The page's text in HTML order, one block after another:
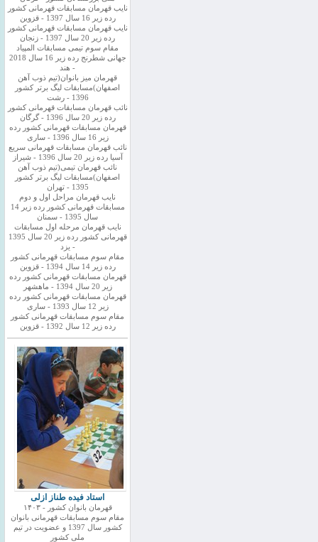
نایب قهرمان مسابقات قهرمانی کشور
رده زیر 16 سال 1397 - قزوین
نایب قهرمان مسابقات قهرمانی کشور
رده زیر 20 سال 1397 - زنجان
مقام سوم تیمی مسابقات المپیاد
جهانی شطرنج رده زیر 16 سال 2018
- هند
قهرمان میز بانوان(تیم ذوب آهن
اصفهان)مسابقات لیگ برتر کشور
1396 - رشت
نائب قهرمان مسابقات قهرمانی کشور
رده زیر 20 سال 1396 - گرگان
قهرمان مسابقات قهرمانی کشور رده
زیر 16 سال 1396 - ساری
نائب قهرمان مسابقات قهرمانی سریع
آسیا رده زیر 20 سال 1396 - شیراز
نائب قهرمان تیمی(تیم ذوب آهن
اصفهان)مسابقات لیگ برتر کشور
1395 - تهران
نایب قهرمان مراحل اول و دوم
مسابقات قهرمانی کشور رده زیر 14
سال 1395 - سمنان
نایب قهرمان مرحله اول مسابقات
قهرمانی کشور رده زیر 20 سال 1395
- یزد
مقام سوم مسابقات قهرمانی کشور
رده زیر 14 سال 1394 - قزوین
قهرمان مسابقات قهرمانی کشور رده
زیر 20 سال 1394 - ماهشهر
قهرمان مسابقات قهرمانی کشور رده
زیر 12 سال 1393 - ساری
مقام سوم مسابقات قهرمانی کشور
رده زیر 12 سال 1392 - قزوین
استاد فیده طناز ازلی
قهرمان بانوان کشور - ۱۴۰۳
مقام سوم مسابقات قهرمانی بانوان
کشور سال 1397 و عضویت در تیم
ملی کشور